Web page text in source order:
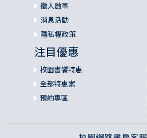
徵人啟事
消息活動
隱私權政策
注目優惠
校園書饗特惠
全部特惠案
預約專區